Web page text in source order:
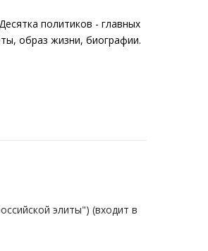
политиков - главных
образ жизни, биографии.
элиты") (входит в